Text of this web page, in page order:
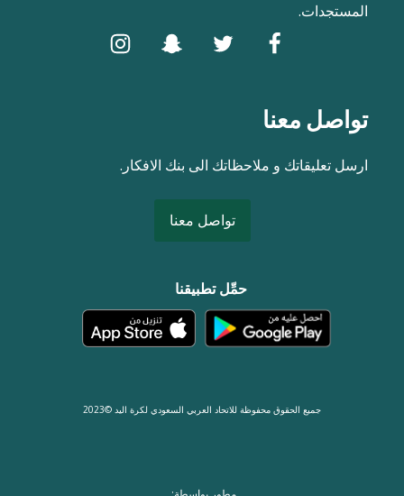
المستجدات.
تواصل معنا
ارسل تعليقاتك و ملاحظاتك الى بنك الافكار.
تواصل معنا
حمِّل تطبيقنا
جميع الحقوق محفوظة للاتحاد العربي السعودي لكرة اليد ©2023